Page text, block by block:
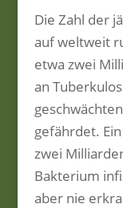
Die Zahl der
auf weltweit
etwa zwei
an
gefährdet.
zwei
Bakterium
aber nie